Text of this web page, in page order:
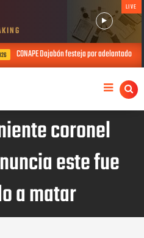
LIVE
CONAPE Dajabón festeja por adelantado el
coronel
este fue
a matar